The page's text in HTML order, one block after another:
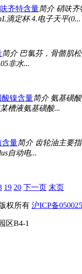
齐特含量简介 硝呋
滴定杯 4.电子天平(0...
简介 巴氯芬，骨骼肌
非水...
酸镍含量简介 氨基磺
槽液氨基磺酸...
含量简介 齿轮油主要
自动电...
19 20 下一页 末页
权所有 沪ICP备
区B4-1